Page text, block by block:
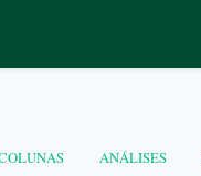
ANÁLISES